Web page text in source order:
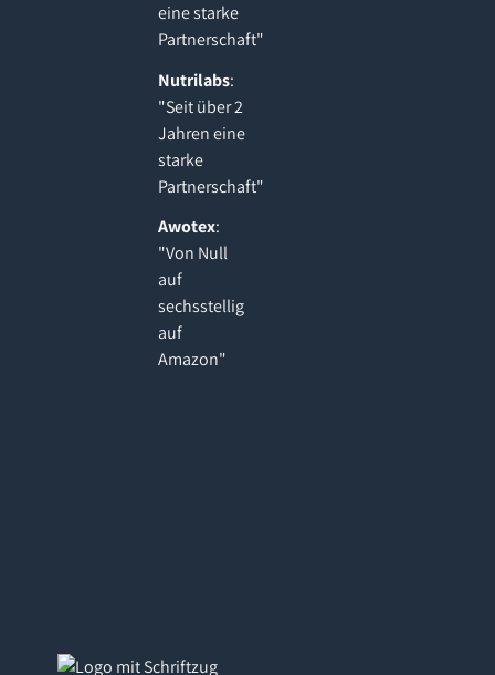
eine starke
Partnerschaft"
Nutrilabs:
"Seit über 2
Jahren eine
starke
Partnerschaft"
Awotex:
"Von Null
auf
sechsstellig
auf
Amazon"